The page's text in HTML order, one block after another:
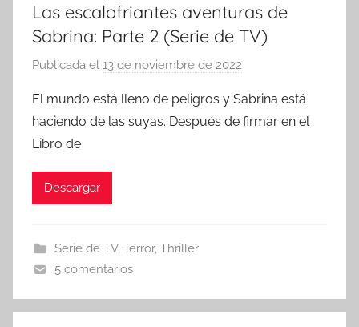
Las escalofriantes aventuras de
Sabrina: Parte 2 (Serie de TV)
Publicada el 13 de noviembre de 2022
r
El mundo está lleno de peligros y Sabrina está
haciendo de las suyas. Después de firmar en el
Libro de
Descargar
Serie de TV, Terror, Thriller
5 comentarios